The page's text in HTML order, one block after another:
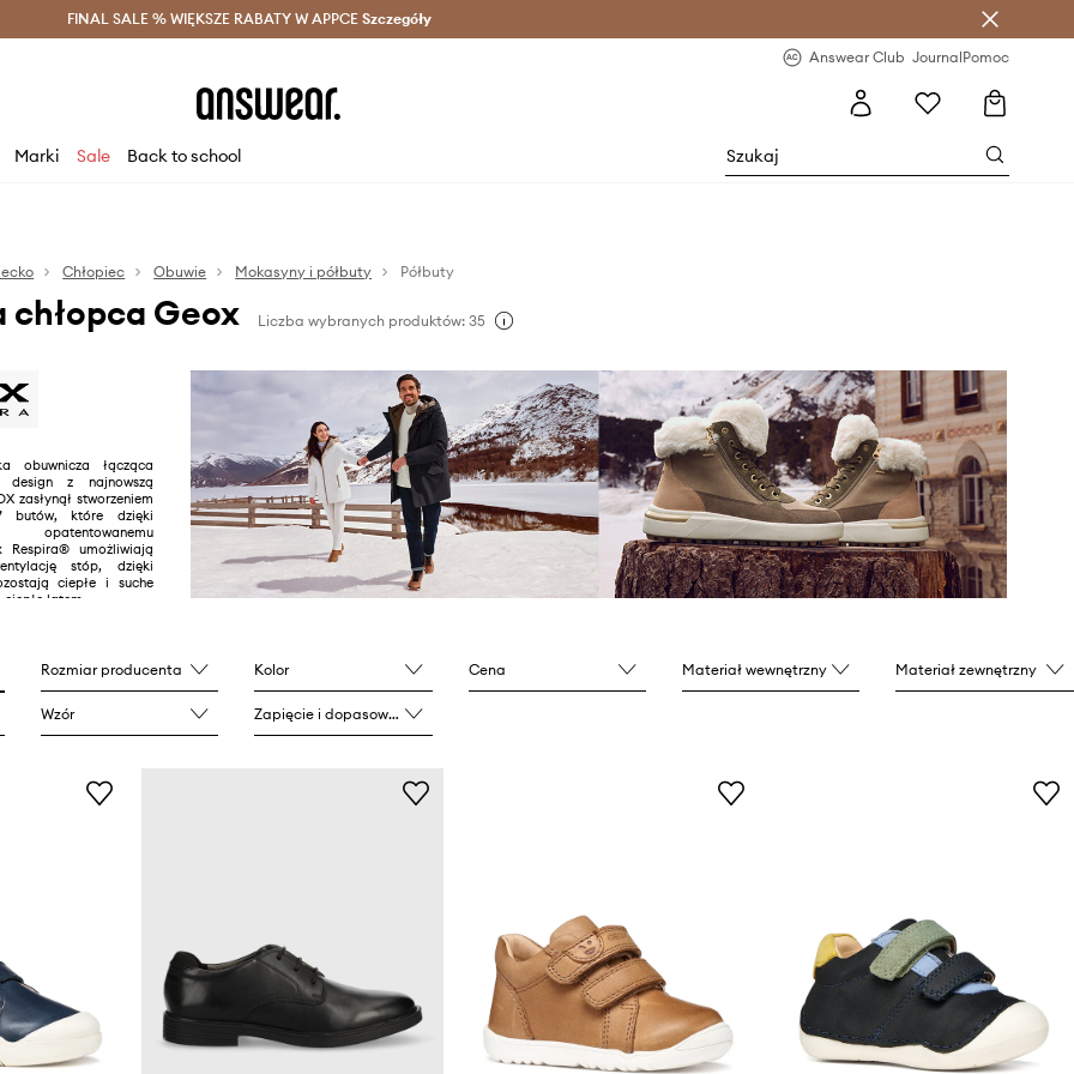
Oszczędzaj z Answear Club > Dostawa nawet w 24h >
FINAL SALE % WIĘKSZE RABATY W APPCE Szczegóły
Answear Club JournalPomoc
Marki Sale Back to school
Chłopiec Obuwie Mokasyny i półbuty Półbuty
chłopca Geox Liczba wybranych produktów: 35
obuwnicza łącząca
design z najnowszą
zasłynął stworzeniem
butów, które dzięki
opatentowanemu
Respira® umożliwiają
stóp, dzięki
ciepłe i suche
latem.
Rozmiar producenta Kolor Cena Materiał wewnętrzny Materiał zewnętrzny
Wzór Zapięcie i dopasowanie